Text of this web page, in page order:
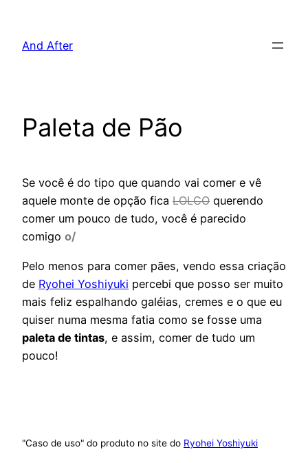
And After
Paleta de Pão
Se você é do tipo que quando vai comer e vê
aquele monte de opção fica LOLCO querendo
comer um pouco de tudo, você é parecido
comigo o/
Pelo menos para comer pães, vendo essa criação
de Ryohei Yoshiyuki percebi que posso ser muito
mais feliz espalhando galéias, cremes e o que eu
quiser numa mesma fatia como se fosse uma
paleta de tintas, e assim, comer de tudo um
pouco!
"Caso de uso" do produto no site do Ryohei Yoshiyuki